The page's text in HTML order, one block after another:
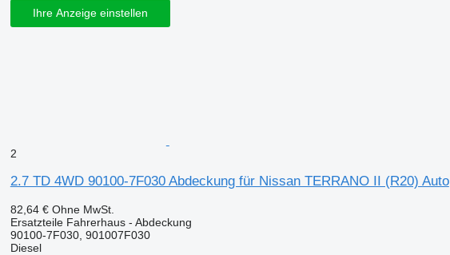
Ihre Anzeige einstellen
2
2.7 TD 4WD 90100-7F030 Abdeckung für Nissan TERRANO II (R20) Auto
82,64 € Ohne MwSt.
Ersatzteile Fahrerhaus - Abdeckung
90100-7F030, 901007F030
Diesel